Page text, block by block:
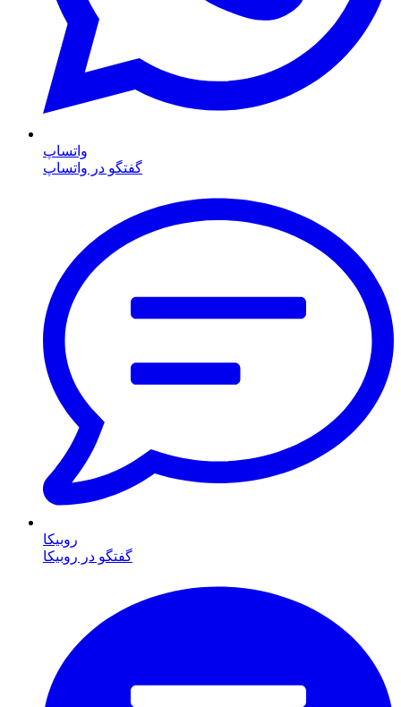
واتساپ
گفتگو در واتساپ
روبیکا
گفتگو در روبیکا